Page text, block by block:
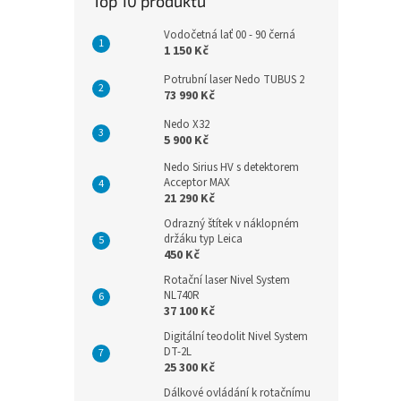
Vodočetná lať 00 - 90 černá
1 150 Kč
Potrubní laser Nedo TUBUS 2
73 990 Kč
Nedo X32
5 900 Kč
Nedo Sirius HV s detektorem
Acceptor MAX
21 290 Kč
Odrazný štítek v náklopném
držáku typ Leica
450 Kč
Rotační laser Nivel System
NL740R
37 100 Kč
Digitální teodolit Nivel System
DT-2L
25 300 Kč
Dálkové ovládání k rotačnímu